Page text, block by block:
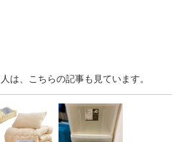
は、こちらの記事も見ています。